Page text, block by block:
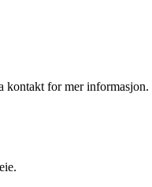
kontakt for mer informasjon.